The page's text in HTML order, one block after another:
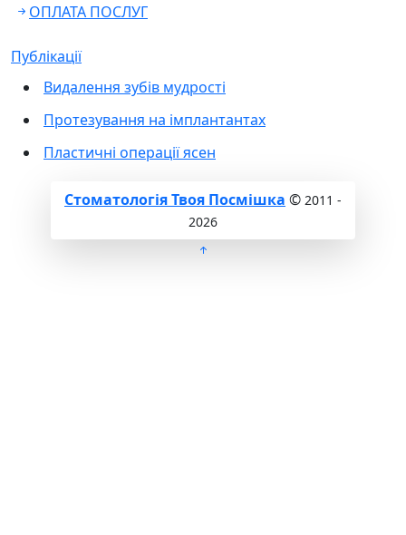
ОПЛАТА ПОСЛУГ
Публікації
Видалення зубів мудрості
Протезування на імплантантах
Пластичні операції ясен
Стоматологія Твоя Посмішка © 2011 -
2026